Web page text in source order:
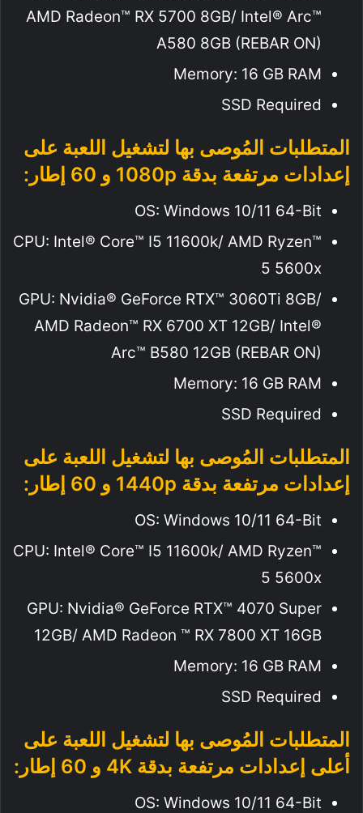
AMD Radeon™ RX 5700 8GB/ Intel® Arc™
A580 8GB (REBAR ON)
Memory: 16 GB RAM
SSD Required
المتطلبات المُوصى بها لتشغيل اللعبة على
إعدادات مرتفعة بدقة 1080p و 60 إطار:
OS: Windows 10/11 64-Bit
CPU: Intel® Core™ I5 11600k/ AMD Ryzen™
5 5600x
GPU: Nvidia® GeForce RTX™ 3060Ti 8GB/
AMD Radeon™ RX 6700 XT 12GB/ Intel®
Arc™ B580 12GB (REBAR ON)
Memory: 16 GB RAM
SSD Required
المتطلبات المُوصى بها لتشغيل اللعبة على
إعدادات مرتفعة بدقة 1440p و 60 إطار:
OS: Windows 10/11 64-Bit
CPU: Intel® Core™ I5 11600k/ AMD Ryzen™
5 5600x
GPU: Nvidia® GeForce RTX™ 4070 Super
12GB/ AMD Radeon ™ RX 7800 XT 16GB
Memory: 16 GB RAM
SSD Required
المتطلبات المُوصى بها لتشغيل اللعبة على
أعلى إعدادات مرتفعة بدقة 4K و 60 إطار:
OS: Windows 10/11 64-Bit